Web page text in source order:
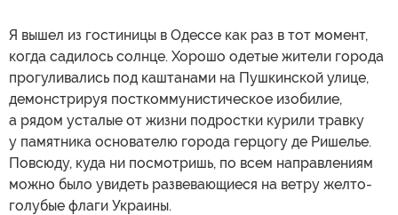
Я вышел из гостиницы в Одессе как раз в тот момент,
когда садилось солнце. Хорошо одетые жители города
прогуливались под каштанами на Пушкинской улице,
демонстрируя посткоммунистическое изобилие,
а рядом усталые от жизни подростки курили травку
у памятника основателю города герцогу де Ришелье.
Повсюду, куда ни посмотришь, по всем направлениям
можно было увидеть развевающиеся на ветру желто-
голубые флаги Украины.